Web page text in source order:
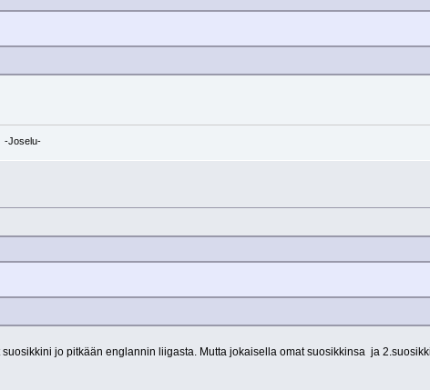
-Joselu-
jo pitkään englannin liigasta. Mutta jokaisella omat suosikkinsa ja